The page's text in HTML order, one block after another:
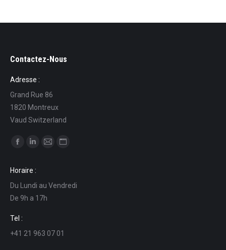
Contactez-Nous
Adresse :
Grand Rue 86
1820 Montreux
Vaud Switzerland
Find us on:
opens
in
new
window
opens
in
new
in
in
Horaire :
Du Lundi au Vendredi
De 9h a 17h
Tel :
+41 21 963 07 01